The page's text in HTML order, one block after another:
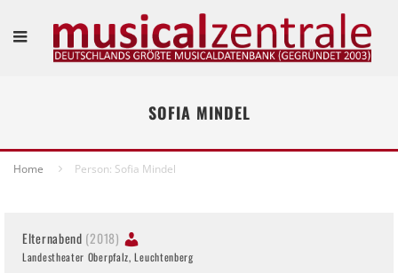
SOFIA MINDEL
Home Person: Sofia Mindel
Elternabend (2018)
Landestheater Oberpfalz, Leuchtenberg